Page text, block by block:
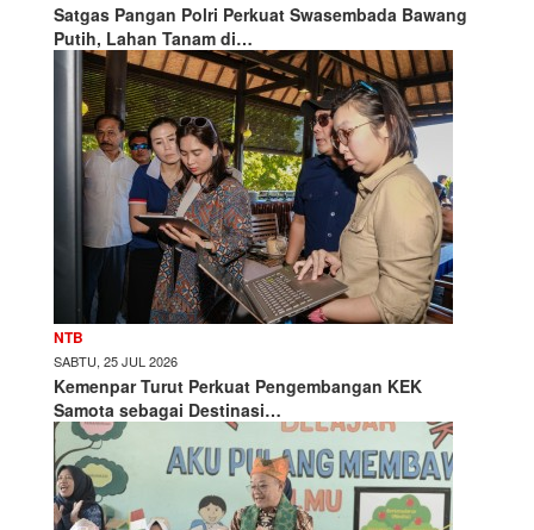
Satgas Pangan Polri Perkuat Swasembada Bawang
Putih, Lahan Tanam di…
NTB
SABTU, 25 JUL 2026
Kemenpar Turut Perkuat Pengembangan KEK
Samota sebagai Destinasi…